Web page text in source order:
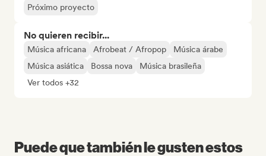
Próximo proyecto
No quieren recibir...
Música africana Afrobeat / Afropop
Música árabe
Música asiática
Bossa nova
Música brasileña
Ver todos +32
Puede que también le gusten estos